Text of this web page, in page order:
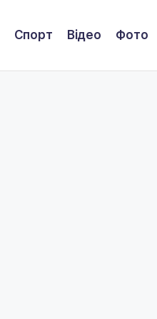
Спорт Відео Фото